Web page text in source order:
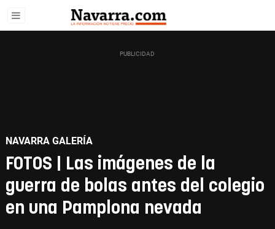
NAVARRA GALERÍA
FOTOS | Las imágenes de la
guerra de bolas antes del colegio
en una Pamplona nevada